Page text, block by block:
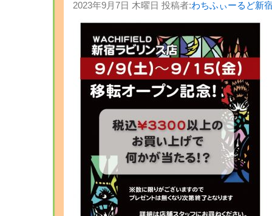
2023年9月7日 木曜日 投稿者:わちふぃーるど新